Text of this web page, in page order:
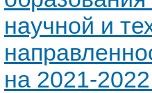
научной и
на 2021-